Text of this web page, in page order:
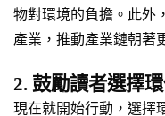
物對環境的負擔。此外
產業，推動產業鏈朝著
2. 鼓勵讀者選擇
現在就開始行動，選擇